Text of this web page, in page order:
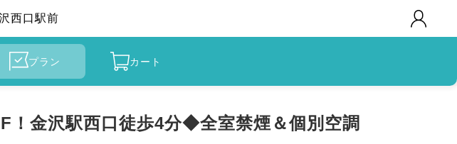
西口駅前
プラン カート
金沢駅西口徒歩4分◆全室禁煙＆個別空調